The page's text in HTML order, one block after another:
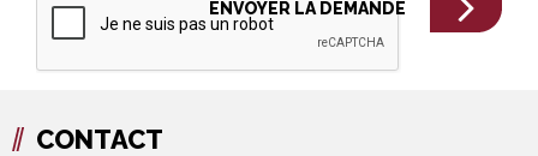
CONTACT